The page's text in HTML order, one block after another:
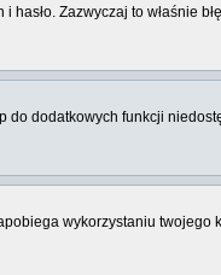
Zazwyczaj to właśnie
dodatkowych funkcji
wykorzystaniu